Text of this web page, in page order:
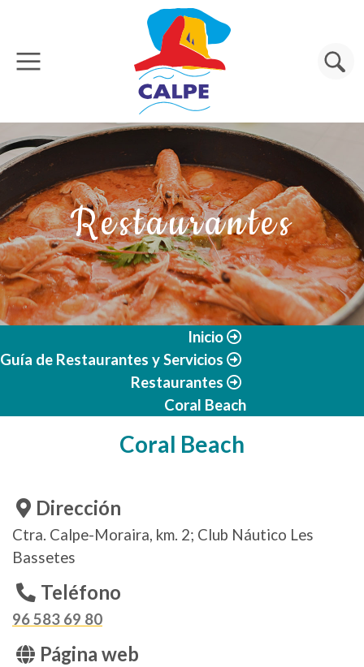
Pasar al contenido principal
Buscar
Restaurantes
Inicio
Guía de Restaurantes y Servicios
Restaurantes
Coral Beach
Coral Beach
Dirección
Ctra. Calpe-Moraira, km. 2; Club Náutico Les
Bassetes
Teléfono
96 583 69 80
Página web